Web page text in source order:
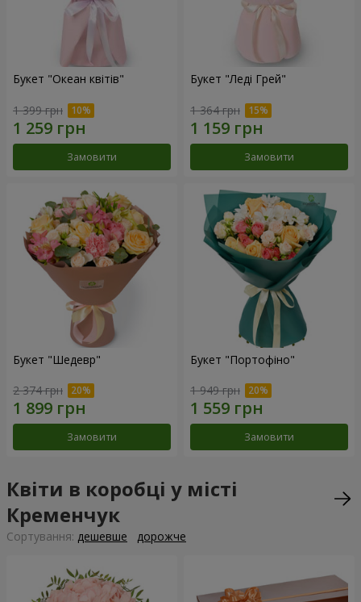
Букет "Океан квітів"
1 399 грн
Замовити
Букет "Леді Грей"
1 364 грн
Замовити
Букет "Шедевр"
2 374 грн
Замовити
Букет "Портофіно"
1 949 грн
Замовити
Квіти в коробці у місті
Кременчук
Сортування: дешевше дорожче